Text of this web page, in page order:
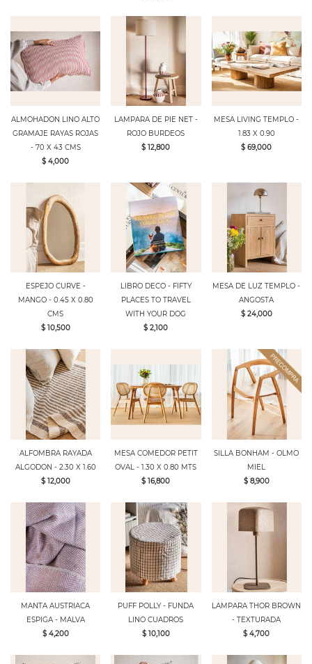
ALMOHADON LINO ALTO
GRAMAJE RAYAS ROJAS
- 70 X 43 CMS
$ 4,000
LAMPARA DE PIE NET -
ROJO BURDEOS
$ 12,800
MESA LIVING TEMPLO -
1.83 X 0.90
$ 69,000
ESPEJO CURVE -
MANGO - 0.45 X 0.80
CMS
$ 10,500
LIBRO DECO - FIFTY
PLACES TO TRAVEL
WITH YOUR DOG
$ 2,100
MESA DE LUZ TEMPLO -
ANGOSTA
$ 24,000
ALFOMBRA RAYADA
ALGODON - 2.30 X 1.60
$ 12,000
MESA COMEDOR PETIT
OVAL - 1.30 X 0.80 MTS
$ 16,800
SILLA BONHAM - OLMO
MIEL
$ 8,900
MANTA AUSTRIACA
ESPIGA - MALVA
$ 4,200
PUFF POLLY - FUNDA
LINO CUADROS
$ 10,100
LAMPARA THOR BROWN
- TEXTURADA
$ 4,700